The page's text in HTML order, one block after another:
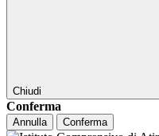
Chiudi
Conferma
Annulla Conferma